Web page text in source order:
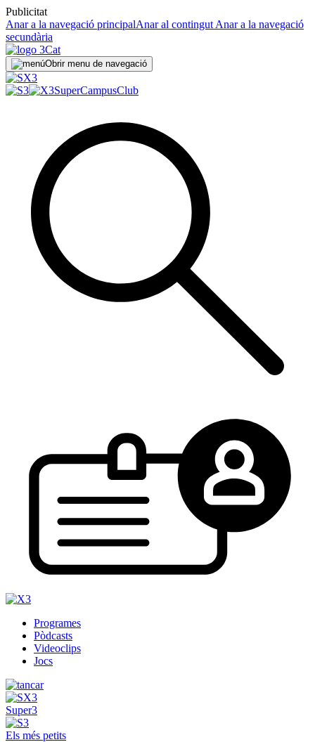
Publicitat
Anar a la navegació principalAnar al contingut Anar a la navegació
secundària
Obrir menu de navegació
SuperCampusClub
Programes
Pòdcasts
Videoclips
Jocs
Super3
Els més petits